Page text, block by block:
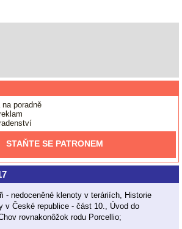
poradně
STAŇTE SE PATRONEM
- nedoceněné klenoty v teráriích, Historie
v České republice - část 10., Úvod do
rovnakonôžok rodu Porcellio;